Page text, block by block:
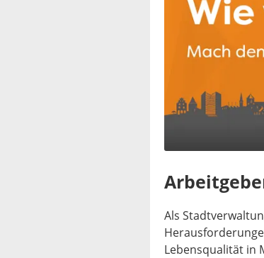
Als
Lebensqualität in